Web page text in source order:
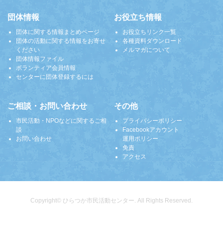
団体情報
団体に関する情報まとめページ
団体の活動に関する情報をお寄せ
ください
団体情報ファイル
ボランティア会員情報
センターに団体登録するには
お役立ち情報
お役立ちリンク一覧
各種資料ダウンロード
メルマガについて
ご相談・お問い合わせ
市民活動・NPOなどに関するご相
談
お問い合わせ
その他
プライバシーポリシー
Facebookアカウント
運用ポリシー
免責
アクセス
Copyright© ひらつか市民活動センター. All Rights Reserved.